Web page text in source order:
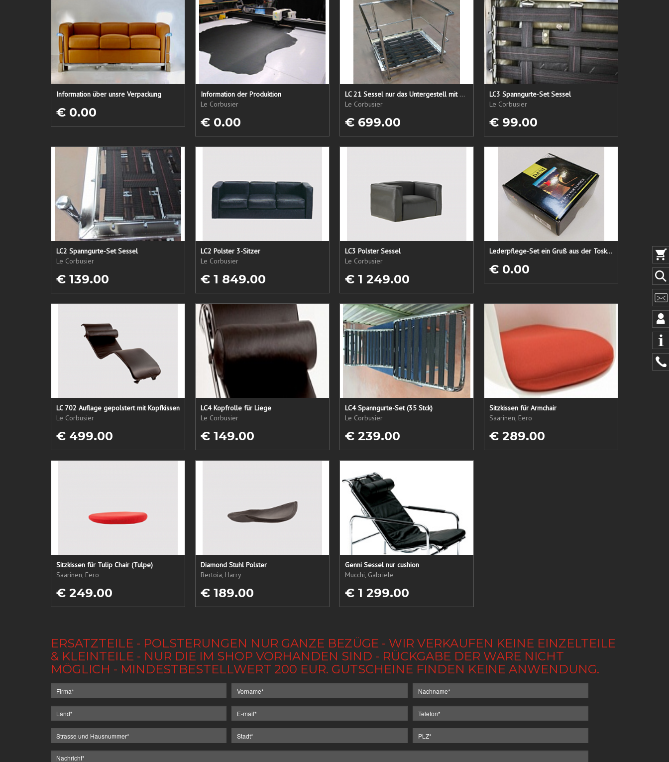
Information über unsre Verpackung
€ 0.00
Information der Produktion
Le Corbusier
€ 0.00
LC 21 Sessel nur das Untergestell mit elastischen Straps
Le Corbusier
€ 699.00
LC3 Spanngurte-Set Sessel
Le Corbusier
€ 99.00
LC2 Spanngurte-Set Sessel
Le Corbusier
€ 139.00
LC2 Polster 3-Sitzer
Le Corbusier
€ 1 849.00
LC3 Polster Sessel
Le Corbusier
€ 1 249.00
Lederpflege-Set ein Gruß aus der Toskana...
€ 0.00
LC 702 Auflage gepolstert mit Kopfkissen
Le Corbusier
€ 499.00
LC4 Kopfrolle für Liege
Le Corbusier
€ 149.00
LC4 Spanngurte-Set (35 Stck)
Le Corbusier
€ 239.00
Sitzkissen für Armchair
Saarinen, Eero
€ 289.00
Sitzkissen für Tulip Chair (Tulpe)
Saarinen, Eero
€ 249.00
Diamond Stuhl Polster
Bertoia, Harry
€ 189.00
Genni Sessel nur cushion
Mucchi, Gabriele
€ 1 299.00
ERSATZTEILE - POLSTERUNGEN NUR GANZE BEZÜGE - WIR VERKAUFEN KEINE EINZELTEILE
& KLEINTEILE - NUR DIE IM SHOP VORHANDEN SIND - RÜCKGABE DER WARE NICHT
MÖGLICH - MINDESTBESTELLWERT 200 EUR. GUTSCHEINE FINDEN KEINE ANWENDUNG.